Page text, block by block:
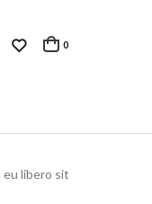
0
libero sit